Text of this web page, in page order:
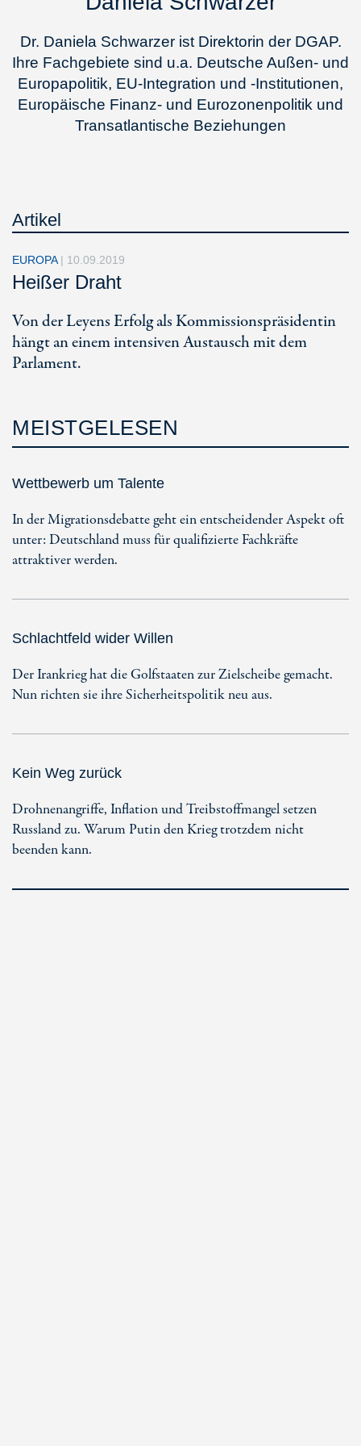
Dr. Daniela Schwarzer ist Direktorin der DGAP.
Ihre Fachgebiete sind u.a. Deutsche Außen- und
Europapolitik, EU-Integration und -Institutionen,
Europäische Finanz- und Eurozonenpolitik und
Transatlantische Beziehungen
Artikel
EUROPA | 10.09.2019
Heißer Draht
Von der Leyens Erfolg als Kommissionspräsidentin
hängt an einem intensiven Austausch mit dem
Parlament.
MEISTGELESEN
Wettbewerb um Talente
In der Migrationsdebatte geht ein entscheidender Aspekt oft
unter: Deutschland muss für qualifizierte Fachkräfte
attraktiver werden.
Schlachtfeld wider Willen
Der Irankrieg hat die Golfstaaten zur Zielscheibe gemacht.
Nun richten sie ihre Sicherheitspolitik neu aus.
Kein Weg zurück
Drohnenangriffe, Inflation und Treibstoffmangel setzen
Russland zu. Warum Putin den Krieg trotzdem nicht
beenden kann.